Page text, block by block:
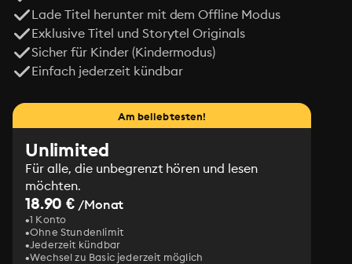
Lade Titel herunter mit dem Offline Modus
Exklusive Titel und Storytel Originals
Sicher für Kinder (Kindermodus)
Einfach jederzeit kündbar
Am beliebtesten!
Unlimited
Für alle, die unbegrenzt hören und lesen
möchten.
18.90 € /Monat
1 Konto
Ohne Stundenlimit
Jederzeit kündbar
Wechsel zu Basic jederzeit möglich